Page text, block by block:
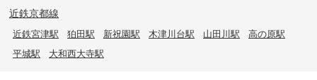
近鉄京都線
近鉄宮津駅 狛田駅 新祝園駅 木津川台駅 山田川駅
高の原駅
平城駅
大和西大寺駅